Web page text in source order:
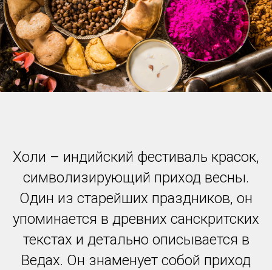
Холи – индийский фестиваль красок,
символизирующий приход весны.
Один из старейших праздников, он
упоминается в древних санскритских
текстах и детально описывается в
Ведах. Он знаменует собой приход